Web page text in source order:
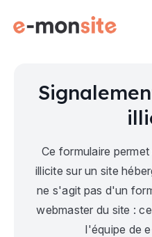
Ce formulaire
illicite sur un site
ne s'agit pas d'un
webmaster du site :
l'équipe de